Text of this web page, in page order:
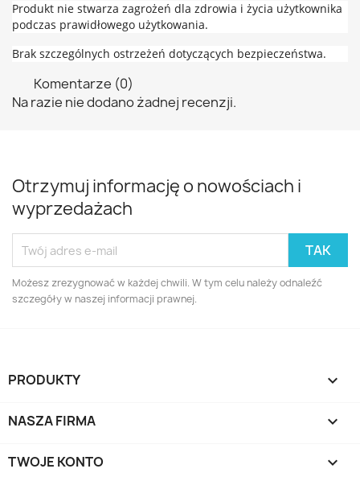
Produkt nie stwarza zagrożeń dla zdrowia i życia użytkownika
podczas prawidłowego użytkowania.
Brak szczególnych ostrzeżeń dotyczących bezpieczeństwa.
Komentarze (0)
Na razie nie dodano żadnej recenzji.
Otrzymuj informację o nowościach i
wyprzedażach
Możesz zrezygnować w każdej chwili. W tym celu należy odnaleźć
szczegóły w naszej informacji prawnej.
PRODUKTY 
NASZA FIRMA 
TWOJE KONTO 